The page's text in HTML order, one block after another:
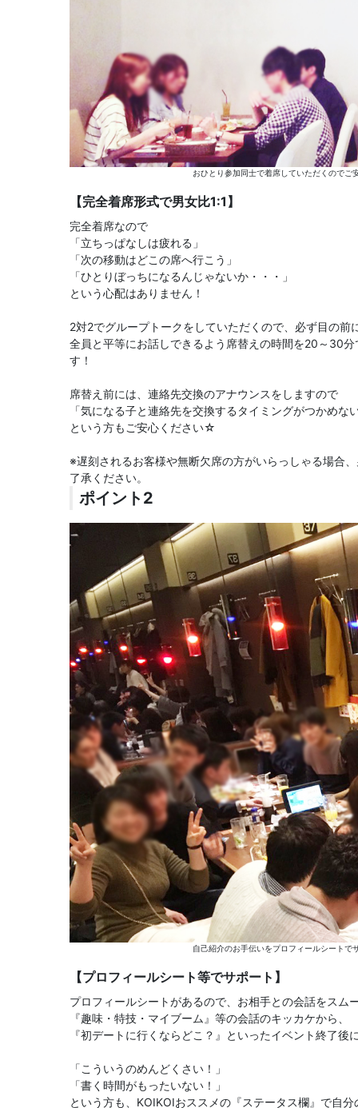
おひとり参加同士で着席していただくので
【完全着席形式で男女比1:1】
完全着席なので
「立ちっぱなしは疲れる」
「次の移動はどこの席へ行こう」
「ひとりぼっちになるんじゃないか・・・」
という心配はありません！
2対2でグループトークをしていただくので、必ず目の前
全員と平等にお話しできるよう席替えの時間を20～30
す！
席替え前には、連絡先交換のアナウンスをしますので
「気になる子と連絡先を交換するタイミングがつかめな
という方もご安心ください☆
※遅刻されるお客様や無断欠席の方がいらっしゃる場合
了承ください。
ポイント2
自己紹介のお手伝いをプロフィールシートで
【プロフィールシート等でサポート】
プロフィールシートがあるので、お相手との会話をスム
『趣味・特技・マイブーム』等の会話のキッカケから、
『初デートに行くならどこ？』といったイベント終了
「こういうのめんどくさい！」
「書く時間がもったいない！」
という方も、KOIKOIおススメの『ステータス欄』で自